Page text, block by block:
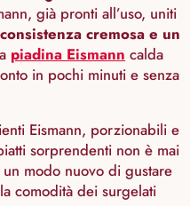
già pronti all’uso, uniti
consistenza cremosa e un
piadina Eismann calda
in pochi minuti e senza
Eismann, porzionabili e
sorprendenti non è mai
modo nuovo di gustare
comodità dei surgelati